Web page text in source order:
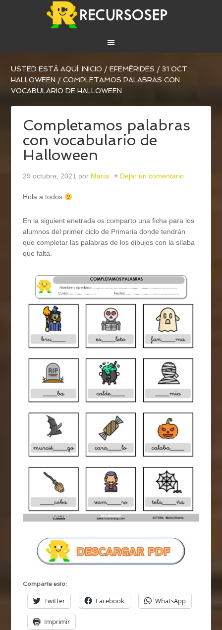
USTED ESTÁ AQUÍ:INICIO / EFEMÉRIDES / 31 OCT:
HALLOWEEN / COMPLETAMOS PALABRAS CON
VOCABULARIO DE HALLOWEEN
Completamos palabras
con vocabulario de
Halloween
29 octubre, 2021 por María Dejar un comentario
Hola a todos
En la siguient enetrada os comparto una ficha para los
alumnos del primer ciclo de Primaria donde tendrán
que completar las palabras de los dibujos con la sílaba
que falta.
Comparte esto:
Twitter Facebook WhatsApp
Imprimir